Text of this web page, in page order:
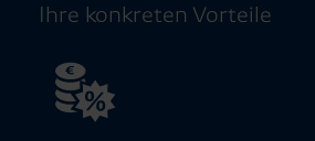
Ihre konkreten Vorteile